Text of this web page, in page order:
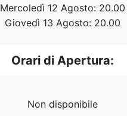
Mercoledì 12 Agosto: 20.00
Giovedì 13 Agosto: 20.00
Orari di Apertura:
Non disponibile